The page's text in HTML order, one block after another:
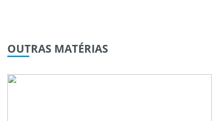
OUTRAS MATÉRIAS